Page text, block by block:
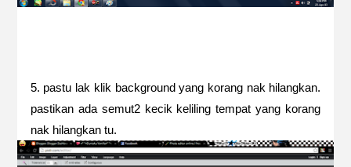
5. pastu lak klik background yang korang nak hilangkan.
pastikan ada semut2 kecik keliling tempat yang korang
nak hilangkan tu.